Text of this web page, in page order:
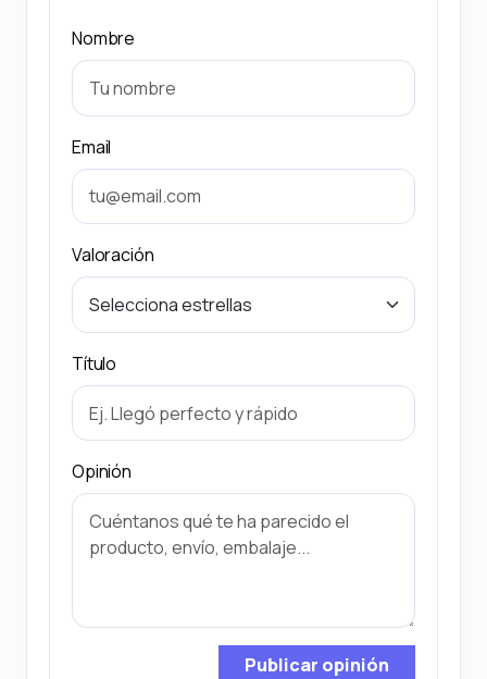
Nombre
Email
Valoración
Título
Opinión
Publicar opinión